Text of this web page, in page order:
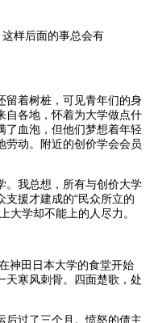
这样后面的事总会有
留着树桩，可见青年们的身
自各地，怀着为大学做点什
了血泡，但他们梦想着年轻
劳动。附近的创价学会会员
。我总想，所有与创价大学
援才建成的“民众所立的
大学却不能上的人尽力。
神田日本大学的食堂开始
天寒风刺骨。四面楚歌，处
后过了三个月。愤怒的债主